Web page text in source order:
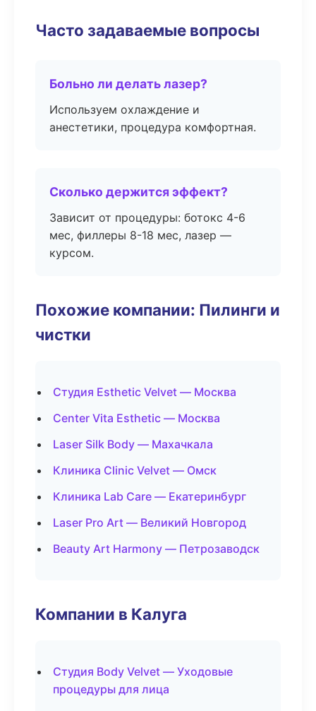
Часто задаваемые вопросы
Больно ли делать лазер?
Используем охлаждение и
анестетики, процедура комфортная.
Сколько держится эффект?
Зависит от процедуры: ботокс 4-6
мес, филлеры 8-18 мес, лазер —
курсом.
Похожие компании: Пилинги и
чистки
Студия Esthetic Velvet — Москва
Center Vita Esthetic — Москва
Laser Silk Body — Махачкала
Клиника Clinic Velvet — Омск
Клиника Lab Care — Екатеринбург
Laser Pro Art — Великий Новгород
Beauty Art Harmony — Петрозаводск
Компании в Калуга
Студия Body Velvet — Уходовые
процедуры для лица